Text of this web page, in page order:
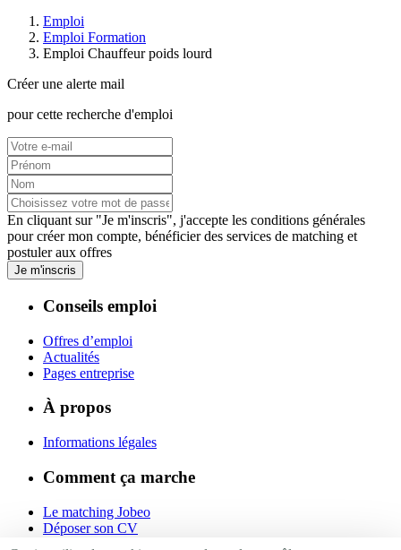
Emploi
Emploi Formation
Emploi Chauffeur poids lourd
Créer une alerte mail
pour cette recherche d'emploi
En cliquant sur "Je m'inscris", j'accepte les conditions générales
pour créer mon compte, bénéficier des services de matching et
postuler aux offres
Je m'inscris
Conseils emploi
Offres d’emploi
Actualités
Pages entreprise
À propos
Informations légales
Comment ça marche
Le matching Jobeo
Déposer son CV